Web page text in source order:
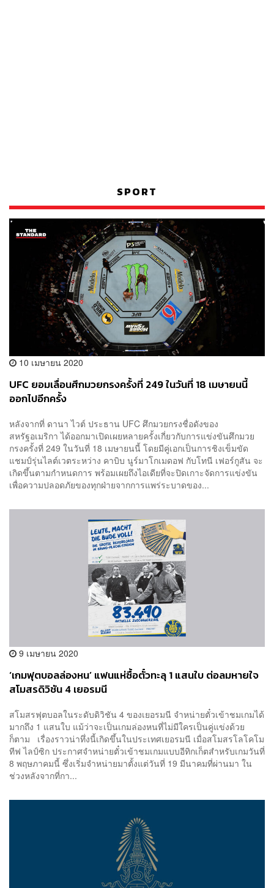
SPORT
10 เมษายน 2020
UFC ยอมเลื่อนศึกมวยกรงครั้งที่ 249 ในวันที่ 18 เมษายนนี้
ออกไปอีกครั้ง
หลังจากที่ ดานา ไวต์ ประธาน UFC ศึกมวยกรงชื่อดังของ
สหรัฐอเมริกา ได้ออกมาเปิดเผยหลายครั้งเกี่ยวกับการแข่งขันศึกมวย
กรงครั้งที่ 249 ในวันที่ 18 เมษายนนี้ โดยมีคู่เอกเป็นการชิงเข็มขัด
แชมป์รุ่นไลต์เวตระหว่าง คาบิบ นูร์มาโกเมดอฟ กับโทนี เฟอร์กูสัน จะ
เกิดขึ้นตามกำหนดการ พร้อมเผยถึงไอเดียที่จะปิดเกาะจัดการแข่งขัน
เพื่อความปลอดภัยของทุกฝ่ายจากการแพร่ระบาดของ...
9 เมษายน 2020
‘เกมฟุตบอลล่องหน’ แฟนแห่ซื้อตั๋วทะลุ 1 แสนใบ ต่อลมหายใจ
สโมสรดิวิชัน 4 เยอรมนี
สโมสรฟุตบอลในระดับดิวิชัน 4 ของเยอรมนี จำหน่ายตั๋วเข้าชมเกมได้
มากถึง 1 แสนใบ แม้ว่าจะเป็นเกมล่องหนที่ไม่มีใครเป็นคู่แข่งด้วย
ก็ตาม เรื่องราวน่าทึ่งนี้เกิดขึ้นในประเทศเยอรมนี เมื่อสโมสรโลโคโม
ทีฟ ไลป์ซิก ประกาศจำหน่ายตั๋วเข้าชมเกมแบบอีทิกเก็ตสำหรับเกมวันที่
8 พฤษภาคมนี้ ซึ่งเริ่มจำหน่ายมาตั้งแต่วันที่ 19 มีนาคมที่ผ่านมา ใน
ช่วงหลังจากที่กา...